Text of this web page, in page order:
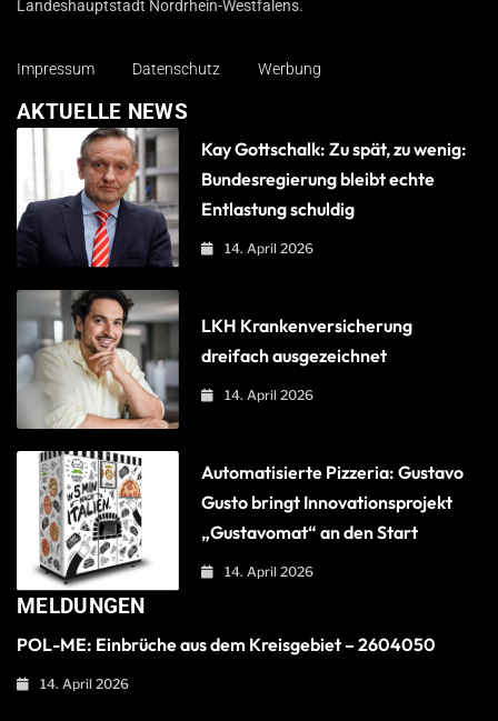
Landeshauptstadt Nordrhein-Westfalens.
Impressum Datenschutz Werbung
AKTUELLE NEWS
Kay Gottschalk: Zu spät, zu wenig:
Bundesregierung bleibt echte
Entlastung schuldig
14. April 2026
LKH Krankenversicherung
dreifach ausgezeichnet
14. April 2026
Automatisierte Pizzeria: Gustavo
Gusto bringt Innovationsprojekt
„Gustavomat“ an den Start
14. April 2026
MELDUNGEN
POL-ME: Einbrüche aus dem Kreisgebiet – 2604050
14. April 2026